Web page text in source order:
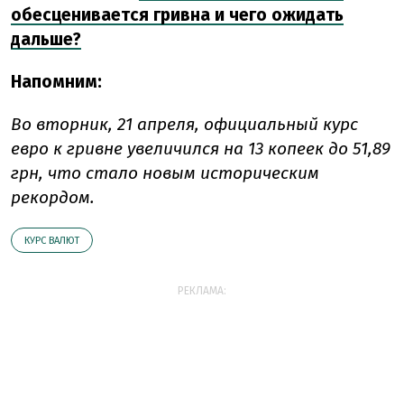
обесценивается гривна и чего ожидать
дальше?
Напомним:
Во вторник, 21 апреля, официальный курс
евро к гривне увеличился на 13 копеек до 51,89
грн, что стало новым историческим
рекордом.
КУРС ВАЛЮТ
РЕКЛАМА: